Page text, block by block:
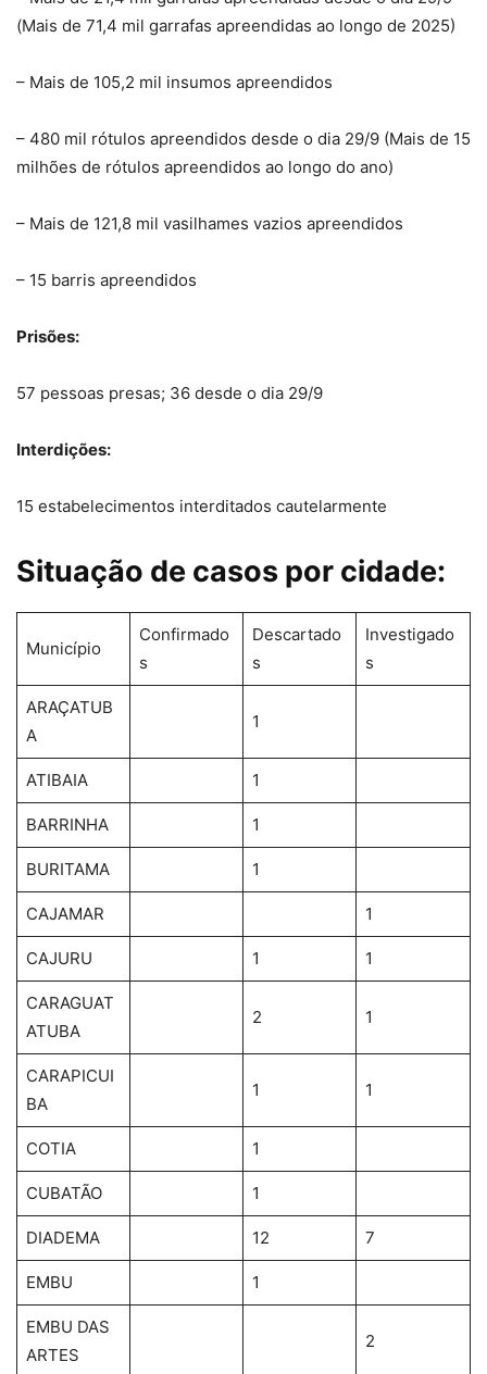
(Mais de 71,4 mil garrafas apreendidas ao longo de 2025)
– Mais de 105,2 mil insumos apreendidos
– 480 mil rótulos apreendidos desde o dia 29/9 (Mais de 15
milhões de rótulos apreendidos ao longo do ano)
– Mais de 121,8 mil vasilhames vazios apreendidos
– 15 barris apreendidos
Prisões:
57 pessoas presas; 36 desde o dia 29/9
Interdições:
15 estabelecimentos interditados cautelarmente
Situação de casos por cidade:
Município
Confirmado
s
Descartado
s
Investigado
s
ARAÇATUB
A
1
ATIBAIA 1
BARRINHA 1
BURITAMA 1
CAJAMAR 1
CAJURU 1 1
CARAGUAT
ATUBA
2 1
CARAPICUI
BA
1 1
COTIA 1
CUBATÃO 1
DIADEMA 12 7
EMBU 1
EMBU DAS
ARTES
2